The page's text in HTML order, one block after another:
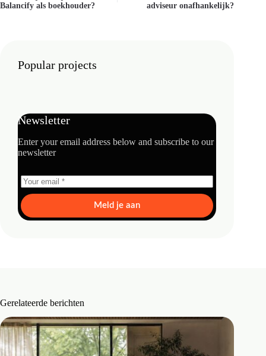
Balancify als boekhouder?
adviseur onafhankelijk?
Popular projects
Newsletter
Enter your email address below and subscribe to our
newsletter
Meld je aan
Gerelateerde berichten